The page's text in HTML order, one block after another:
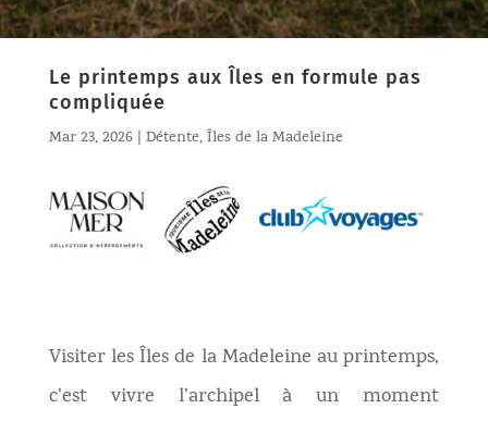
Le printemps aux Îles en formule pas
compliquée
Mar 23, 2026| Détente,Îles de la Madeleine
Visiter les Îles de la Madeleine au printemps,
c’est vivre l’archipel à un moment